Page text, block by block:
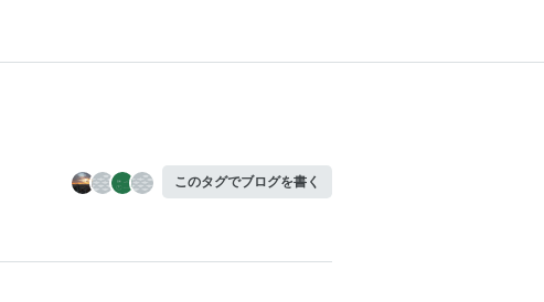
このタグでブログを書く